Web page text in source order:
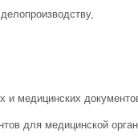
и медицинских
для медицинской